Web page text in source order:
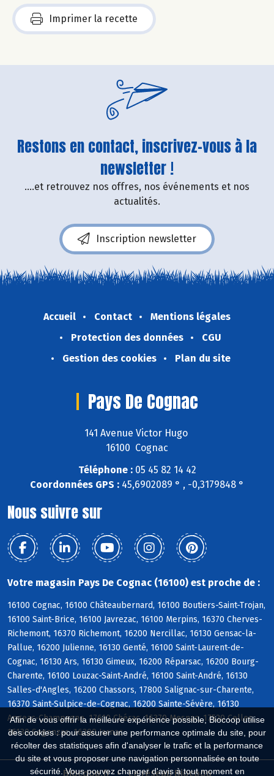
Afin de vous offrir la meilleure expérience possible, Biocoop utilise
des cookies : pour assurer une performance optimale du site, pour
récolter des statistiques afin d'analyser le trafic et la performance
du site et vous proposer une navigation personnalisée en toute
sécurité. Vous pouvez changer d'avis à tout moment en
Imprimer la recette
Restons en contact, inscrivez-vous à la
newsletter !
....et retrouvez nos offres, nos événements et nos
actualités.
Inscription newsletter
Accueil Contact
Mentions légales
Protection des données
CGU
Gestion des cookies
Plan du site
Pays De Cognac
141 Avenue Victor Hugo
16100 Cognac
Téléphone :05 45 82 14 42
Coordonnées GPS : 45,6902089 ° , -0,3179848 °
Nous suivre sur
Votre magasin Pays De Cognac (16100) est proche de :
16100 Cognac, 16100 Châteaubernard, 16100 Boutiers-Saint-Trojan,
16100 Saint-Brice, 16100 Javrezac, 16100 Merpins, 16370 Cherves-
Richemont, 16370 Richemont, 16200 Nercillac, 16130 Gensac-la-
Pallue, 16200 Julienne, 16130 Genté, 16100 Saint-Laurent-de-
Cognac, 16130 Ars, 16130 Gimeux, 16200 Réparsac, 16200 Bourg-
Charente, 16100 Louzac-Saint-André, 16100 Saint-André, 16130
Salles-d'Angles, 16200 Chassors, 17800 Salignac-sur-Charente,
16370 Saint-Sulpice-de-Cognac, 16200 Sainte-Sévère, 16130
Angeac-Champagne, 17610 Chérac, 16370 Mesnac, 17520 Celles,
16130 Segonzac, 16200 Jarnac
Biocoop.fr Le réseau Biocoop